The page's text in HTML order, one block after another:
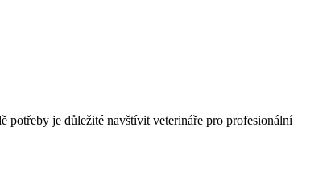
potřeby je důležité navštívit veterináře pro profesionální